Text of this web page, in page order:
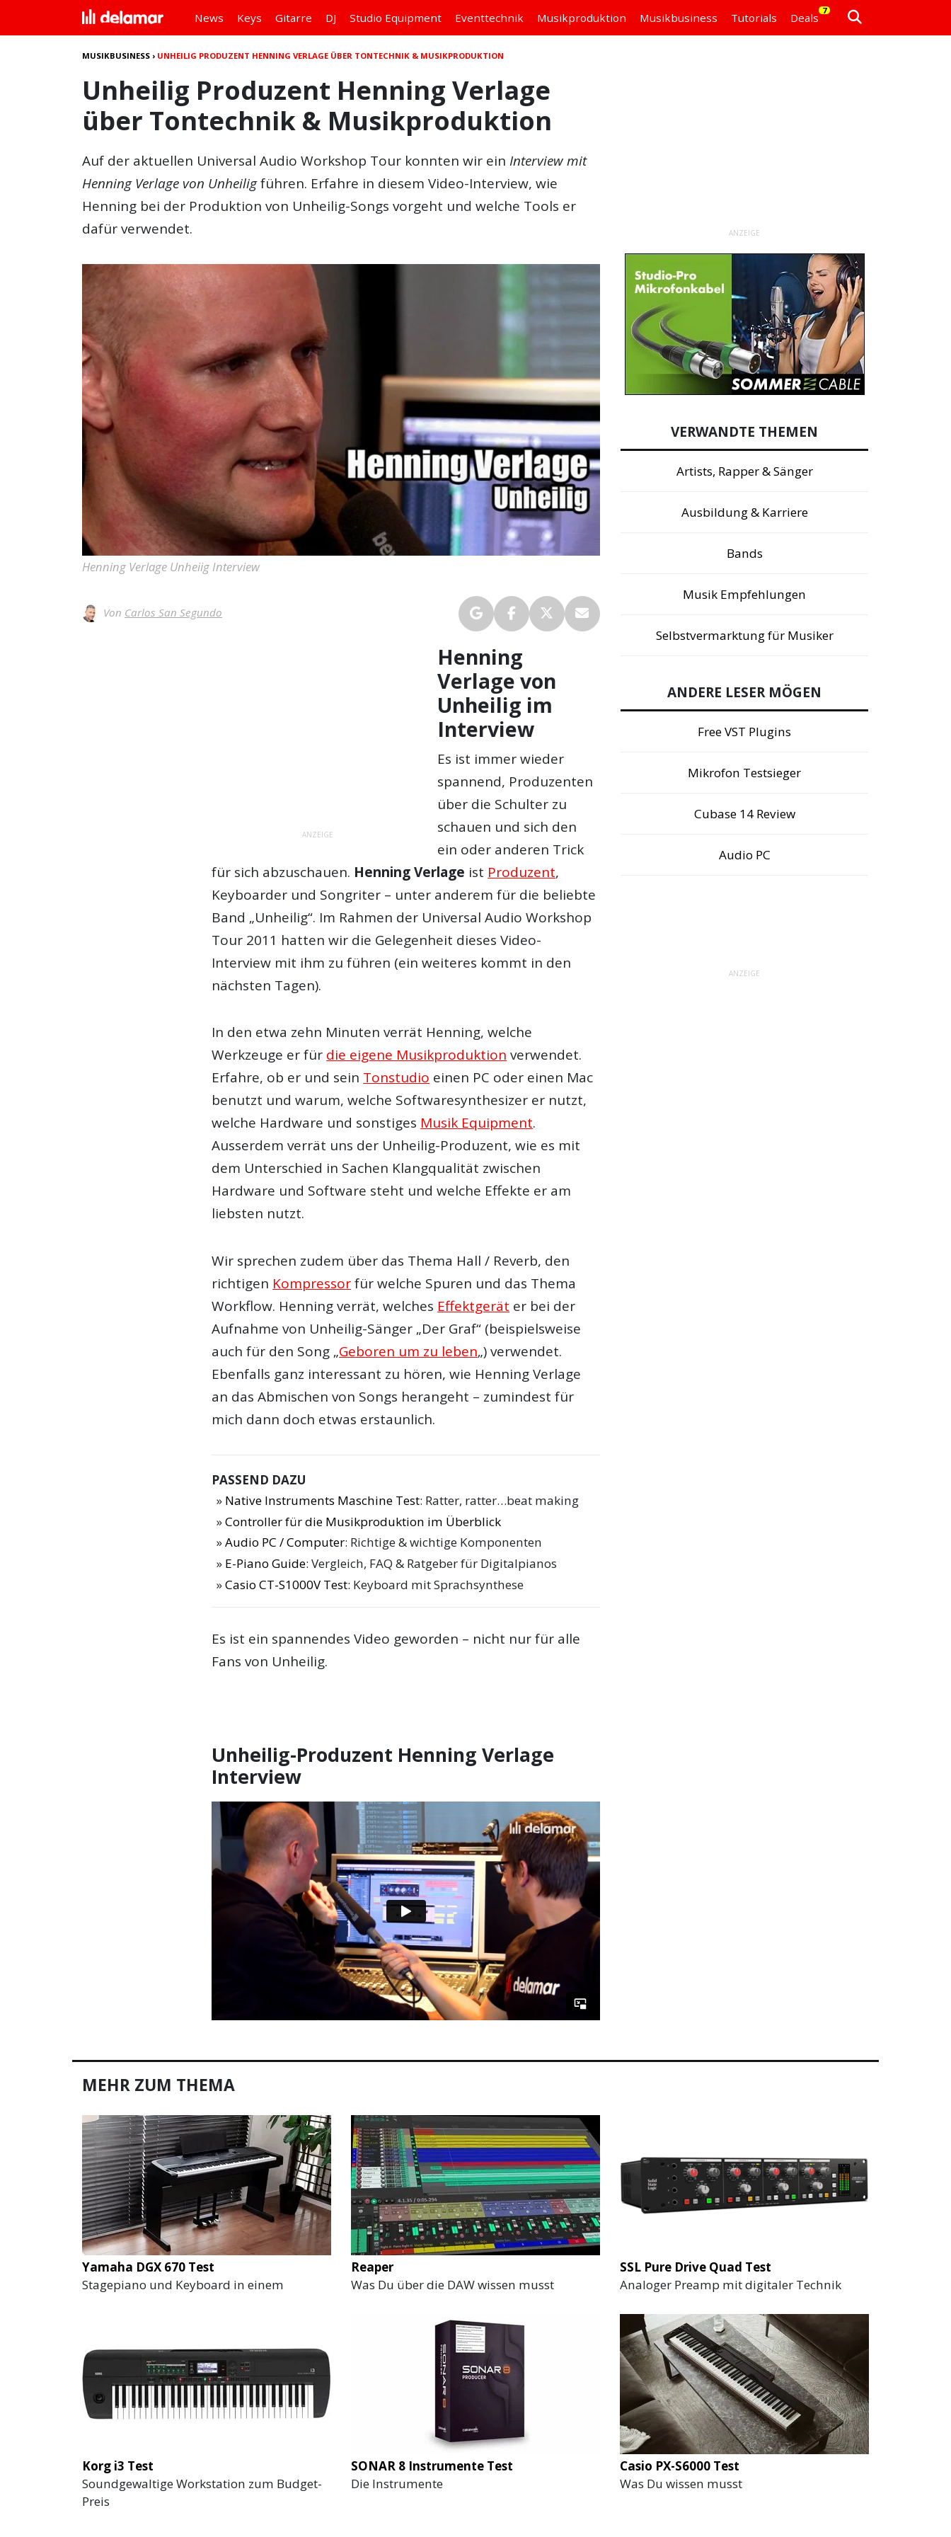
News Keys Gitarre DJ Studio Equipment Eventtechnik Musikproduktion Musikbusiness Tutorials Deals
7
MUSIKBUSINESS › UNHEILIG PRODUZENT HENNING VERLAGE ÜBER TONTECHNIK & MUSIKPRODUKTION
Unheilig Produzent Henning Verlage
über Tontechnik & Musikproduktion
Auf der aktuellen Universal Audio Workshop Tour konnten wir ein Interview mit
Henning Verlage von Unheiligführen. Erfahre in diesem Video-Interview, wie
Henning bei der Produktion von Unheilig-Songs vorgeht und welche Tools er
dafür verwendet.
Henning Verlage Unheiig Interview
Von Carlos San Segundo
ANZEIGE
Henning
Verlage von
Unheilig im
Interview
Es ist immer wieder
spannend, Produzenten
über die Schulter zu
schauen und sich den
ein oder anderen Trick
für sich abzuschauen. Henning Verlage ist Produzent,
Keyboarder und Songriter – unter anderem für die beliebte
Band „Unheilig“. Im Rahmen der Universal Audio Workshop
Tour 2011 hatten wir die Gelegenheit dieses Video-
Interview mit ihm zu führen (ein weiteres kommt in den
nächsten Tagen).
In den etwa zehn Minuten verrät Henning, welche
Werkzeuge er für die eigene Musikproduktion verwendet.
Erfahre, ob er und sein Tonstudio einen PC oder einen Mac
benutzt und warum, welche Softwaresynthesizer er nutzt,
welche Hardware und sonstiges Musik Equipment.
Ausserdem verrät uns der Unheilig-Produzent, wie es mit
dem Unterschied in Sachen Klangqualität zwischen
Hardware und Software steht und welche Effekte er am
liebsten nutzt.
Wir sprechen zudem über das Thema Hall / Reverb, den
richtigen Kompressorfür welche Spuren und das Thema
Workflow. Henning verrät, welches Effektgerät er bei der
Aufnahme von Unheilig-Sänger „Der Graf“ (beispielsweise
auch für den Song „Geboren um zu leben„) verwendet.
Ebenfalls ganz interessant zu hören, wie Henning Verlage
an das Abmischen von Songs herangeht – zumindest für
mich dann doch etwas erstaunlich.
PASSEND DAZU
Native Instruments Maschine Test: Ratter, ratter…beat making
Controller für die Musikproduktion im Überblick
Audio PC / Computer: Richtige & wichtige Komponenten
E-Piano Guide: Vergleich, FAQ & Ratgeber für Digitalpianos
Casio CT-S1000V Test: Keyboard mit Sprachsynthese
Es ist ein spannendes Video geworden – nicht nur für alle
Fans von Unheilig.
Unheilig-Produzent Henning Verlage
Interview
ANZEIGE
VERWANDTE THEMEN
Artists, Rapper & Sänger
Ausbildung & Karriere
Bands
Musik Empfehlungen
Selbstvermarktung für Musiker
ANDERE LESER MÖGEN
Free VST Plugins
Mikrofon Testsieger
Cubase 14 Review
Audio PC
ANZEIGE
MEHR ZUM THEMA
Yamaha DGX 670 Test
Stagepiano und Keyboard in einem
Reaper
Was Du über die DAW wissen musst
SSL Pure Drive Quad Test
Analoger Preamp mit digitaler Technik
Korg i3 Test
Soundgewaltige Workstation zum Budget-
Preis
SONAR 8 Instrumente Test
Die Instrumente
Casio PX-S6000 Test
Was Du wissen musst